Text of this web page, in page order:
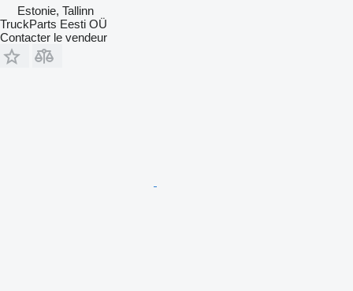
Estonie, Tallinn
TruckParts Eesti OÜ
Contacter le vendeur